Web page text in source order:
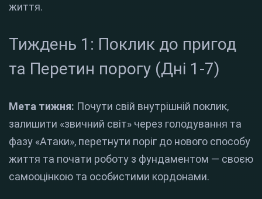
життя.
Тиждень 1: Поклик до пригод
та Перетин порогу (Дні 1-7)
Мета тижня: Почути свій внутрішній поклик,
залишити «звичний світ» через голодування та
фазу «Атаки», перетнути поріг до нового способу
життя та почати роботу з фундаментом — своєю
самооцінкою та особистими кордонами.